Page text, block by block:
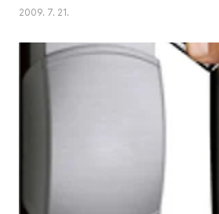
멍을 갖추고 있어 손쉽게 매달 수 있다. 아름답게 장
집 앞 마당에 펼쳐 놓을 수 있는 제품으로 버섯모양,
패턴과 디자인의 도어가 구비되어 있다. 제품의 가
출처 http://www.ohdeedoh.com/
2009. 7. 21.